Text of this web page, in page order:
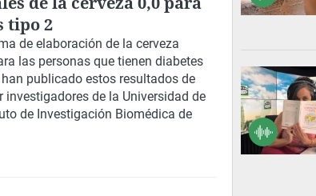
tipo 2
de elaboración de la cerveza
las personas que tienen diabetes
publicado estos resultados de
de la Universidad de
de Investigación Biomédica de